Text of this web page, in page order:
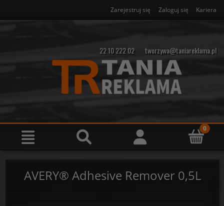
Zarejestruj się Zaloguj się Kariera
22 10 222 02 tworzywa@taniareklama.pl
AVERY® Adhesive Remover 0,5L